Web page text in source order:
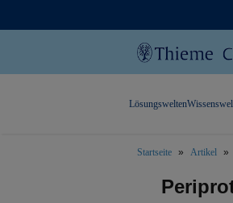
Lösungswelten
Startseite Artikel